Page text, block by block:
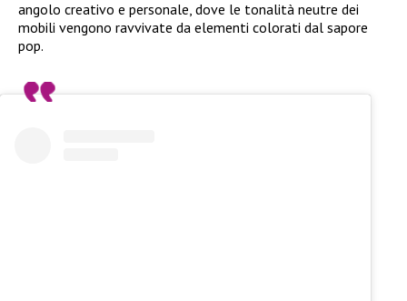
angolo creativo e personale, dove le tonalità neutre dei
mobili vengono ravvivate da elementi colorati dal sapore
pop.